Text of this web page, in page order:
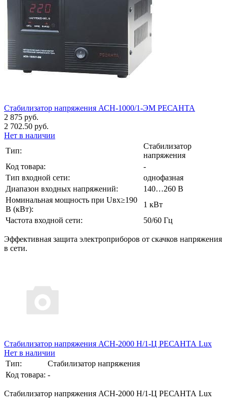
Стабилизатор напряжения АСН-1000/1-ЭМ РЕСАНТА
2 875 руб.
2 702.50 руб.
Нет в наличии
Тип:
Стабилизатор
напряжения
Код товара:
-
Тип входной сети:
однофазная
Диапазон входных напряжений:
140…260 В
Номинальная мощность при Uвх≥190
В (кВт):
1 кВт
Частота входной сети:
50/60 Гц
Эффективная защита электроприборов от скачков напряжения
в сети.
Стабилизатор напряжения АСН-2000 Н/1-Ц РЕСАНТА Lux
Нет в наличии
Тип:
Стабилизатор напряжения
Код товара: -
Стабилизатор напряжения АСН-2000 Н/1-Ц РЕСАНТА Lux